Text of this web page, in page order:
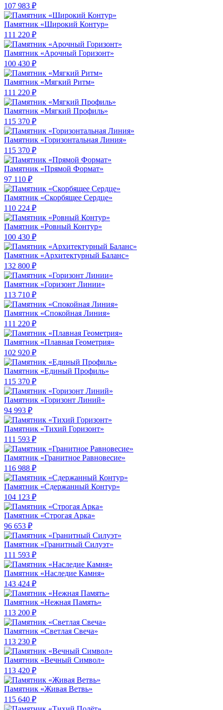
107 983 ₽
Памятник «Широкий Контур»
111 220 ₽
Памятник «Арочный Горизонт»
100 430 ₽
Памятник «Мягкий Ритм»
111 220 ₽
Памятник «Мягкий Профиль»
115 370 ₽
Памятник «Горизонтальная Линия»
115 370 ₽
Памятник «Прямой Формат»
97 110 ₽
Памятник «Скорбящее Сердце»
110 224 ₽
Памятник «Ровный Контур»
100 430 ₽
Памятник «Архитектурный Баланс»
132 800 ₽
Памятник «Горизонт Линии»
113 710 ₽
Памятник «Спокойная Линия»
111 220 ₽
Памятник «Плавная Геометрия»
102 920 ₽
Памятник «Единый Профиль»
115 370 ₽
Памятник «Горизонт Линий»
94 993 ₽
Памятник «Тихий Горизонт»
111 593 ₽
Памятник «Гранитное Равновесие»
116 988 ₽
Памятник «Сдержанный Контур»
104 123 ₽
Памятник «Строгая Арка»
96 653 ₽
Памятник «Гранитный Силуэт»
111 593 ₽
Памятник «Наследие Камня»
143 424 ₽
Памятник «Нежная Память»
113 200 ₽
Памятник «Светлая Свеча»
113 230 ₽
Памятник «Вечный Символ»
113 420 ₽
Памятник «Живая Ветвь»
115 640 ₽